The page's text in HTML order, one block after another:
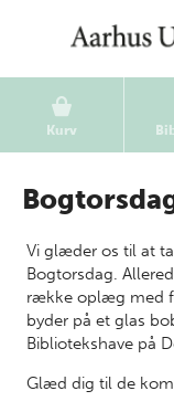
Kurv
Vi glæder os til at
Bogtorsdag.
række oplæg med
byder på et glas
Bibliotekshave på
Glæd dig til de